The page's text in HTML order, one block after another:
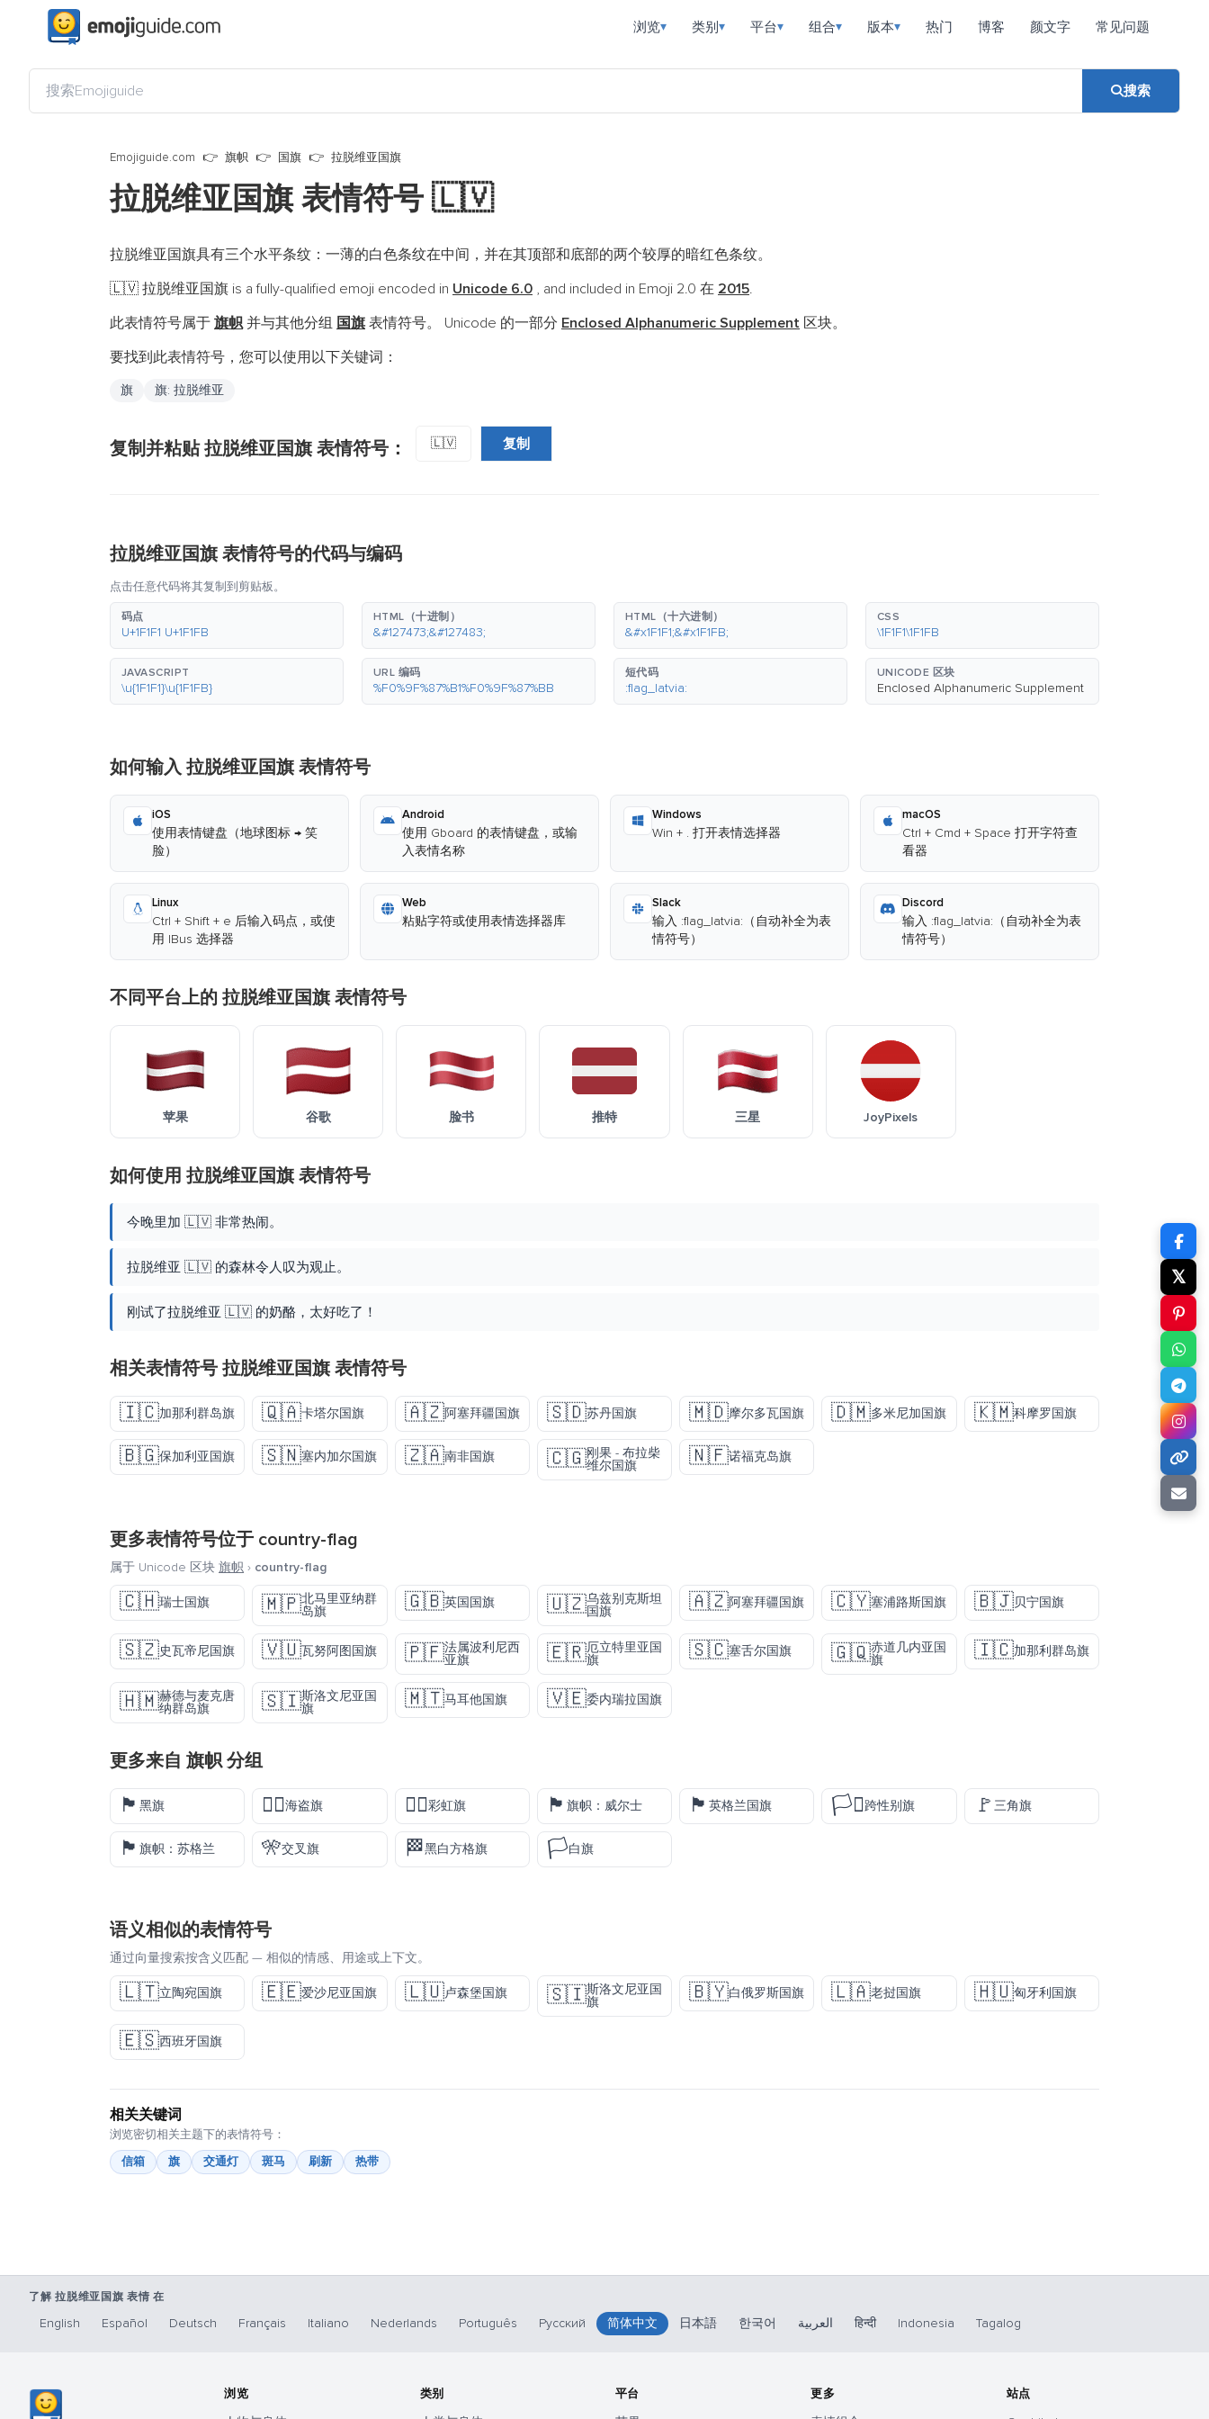
浏览▾ 类别 ▾ 平台▾ 组合▾ 版本▾ 热门 博客 颜文字 常见问题
搜索
Emojiguide.com 旗帜 国旗 拉脱维亚国旗
拉脱维亚国旗 表情符号 🇱🇻
拉脱维亚国旗具有三个水平条纹：一薄的白色条纹在中间，并在其顶部和底部的两个较厚的暗红色条纹。
🇱🇻 拉脱维亚国旗 is a fully-qualified emoji encoded in Unicode 6.0 , and included in Emoji 2.0 在 2015.
此表情符号属于 旗帜并与其他分组 国旗 表情符号。 Unicode 的一部分 Enclosed Alphanumeric Supplement 区块。
要找到此表情符号，您可以使用以下关键词：
旗 旗: 拉脱维亚
复制并粘贴 拉脱维亚国旗 表情符号： 🇱🇻 复制
拉脱维亚国旗 表情符号的代码与编码
点击任意代码将其复制到剪贴板。
码点
U+1F1F1 U+1F1FB
HTML（十进制）
&#127473;&#127483;
HTML（十六进制）
&#x1F1F1;&#x1F1FB;
CSS
\1F1F1\1F1FB
JAVASCRIPT
\u{1F1F1}\u{1F1FB}
URL 编码
%F0%9F%87%B1%F0%9F%87%BB
短代码
:flag_latvia:
UNICODE 区块
Enclosed Alphanumeric Supplement
如何输入 拉脱维亚国旗 表情符号
iOS
使用表情键盘（地球图标 → 笑
脸）
Android
使用 Gboard 的表情键盘，或输
入表情名称
Windows
Win + . 打开表情选择器
macOS
Ctrl + Cmd + Space 打开字符查
看器
Linux
Ctrl + Shift + e 后输入码点，或使
用 IBus 选择器
Web
粘贴字符或使用表情选择器库
Slack
输入 :flag_latvia:（自动补全为表
情符号）
Discord
输入 :flag_latvia:（自动补全为表
情符号）
不同平台上的 拉脱维亚国旗 表情符号
苹果 谷歌 脸书 推特 三星 JoyPixels
如何使用 拉脱维亚国旗 表情符号
今晚里加 🇱🇻 非常热闹。
拉脱维亚 🇱🇻 的森林令人叹为观止。
刚试了拉脱维亚 🇱🇻 的奶酪，太好吃了！
相关表情符号 拉脱维亚国旗 表情符号
🇮🇨加那利群岛旗 🇶🇦卡塔尔国旗 🇦🇿阿塞拜疆国旗 🇸🇩苏丹国旗 🇲🇩摩尔多瓦国旗 🇩🇲多米尼加国旗 🇰🇲科摩罗国旗
🇧🇬保加利亚国旗 🇸🇳塞内加尔国旗 🇿🇦南非国旗 🇨🇬刚果 - 布拉柴
维尔国旗
🇳🇫诺福克岛旗
更多表情符号位于 country-flag
属于 Unicode 区块 旗帜 › country-flag
🇨🇭瑞士国旗 🇲🇵北马里亚纳群
岛旗
🇬🇧英国国旗 🇺🇿乌兹别克斯坦
国旗
🇦🇿阿塞拜疆国旗 🇨🇾塞浦路斯国旗 🇧🇯贝宁国旗
🇸🇿史瓦帝尼国旗 🇻🇺瓦努阿图国旗 🇵🇫法属波利尼西
亚旗
🇪🇷厄立特里亚国
旗
🇸🇨塞舌尔国旗 🇬🇶赤道几内亚国
旗
🇮🇨加那利群岛旗
🇭🇲赫德与麦克唐
纳群岛旗
🇸🇮斯洛文尼亚国
旗
🇲🇹马耳他国旗 🇻🇪委内瑞拉国旗
更多来自 旗帜分组
🏴 黑旗 🏴‍☠️海盗旗 🏳️‍🌈彩虹旗 🏴󠁧󠁢󠁷󠁬󠁳󠁿 旗帜：威尔士 🏴󠁧󠁢󠁥󠁮󠁧󠁿英格兰国旗 🏳️‍⚧️跨性别旗 🚩 三角旗
🏴󠁧󠁢󠁳󠁣󠁴󠁿 旗帜：苏格兰 🎌交叉旗 🏁黑白方格旗 🏳️白旗
语义相似的表情符号
通过向量搜索按含义匹配 — 相似的情感、用途或上下文。
🇱🇹立陶宛国旗 🇪🇪爱沙尼亚国旗 🇱🇺卢森堡国旗 🇸🇮斯洛文尼亚国
旗
🇧🇾白俄罗斯国旗 🇱🇦老挝国旗 🇭🇺匈牙利国旗
🇪🇸西班牙国旗
相关关键词
浏览密切相关主题下的表情符号：
信箱
旗 交通灯 斑马 刷新 热带
𝕏
了解 拉脱维亚国旗 表情 在
English Español Deutsch Français Italiano Nederlands Português Русский 简体中文 日本語 한국어 العربية हिन्दी Indonesia Tagalog
浏览 类别 平台 更多 站点